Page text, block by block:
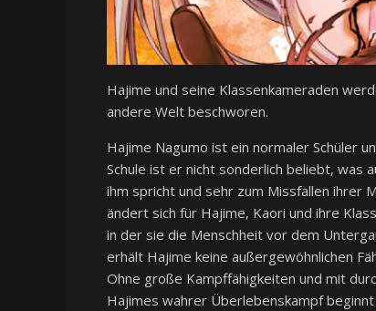
Hajime und seine Klassenkameraden
andere Welt beschworen.
Hajime Nagumo ist ein normaler Schüler
Schule ist er nicht sonderlich beliebt, was
ihm spricht und sehr zum Missfallen ihrer
ändert sich für Hajime, Kaori und ihre
in der sie die Menschheit vor dem
erhält Hajime keine außergewöhnlichen
Ohne große Kampffähigkeiten und mit
Hajimes wahrer Überlebenskampf